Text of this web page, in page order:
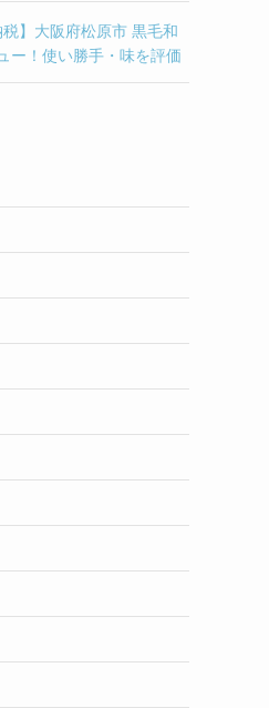
税】大阪府松原市 黒毛和
ー！使い勝手・味を評価